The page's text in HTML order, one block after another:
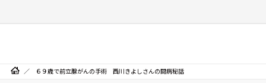
６９歳で前立腺がんの手術 西川きよしさんの闘病秘話